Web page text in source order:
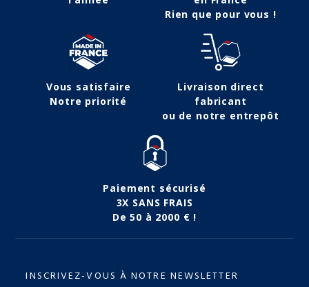
Rien que pour vous !
Vous satisfaire
Notre priorité
Livraison direct
fabricant
ou de notre entrepôt
Paiement sécurisé
3X SANS FRAIS
De 50 à 2000 € !
INSCRIVEZ-VOUS À NOTRE NEWSLETTER